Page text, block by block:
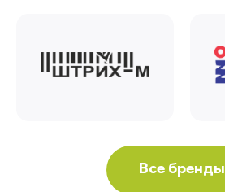
Все бренды